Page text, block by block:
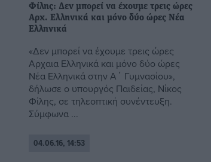
Φίλης: Δεν μπορεί να έχουμε τρεις ώρες
Αρχ. Ελληνικά και μόνο δύο ώρες Νέα
Ελληνικά
«Δεν μπορεί να έχουμε τρεις ώρες
Αρχαια Ελληνικά και μόνο δύο ώρες
Νέα Ελληνικά στην Α΄ Γυμνασίου»,
δήλωσε ο υπουργός Παιδείας, Νίκος
Φίλης, σε τηλεοπτική συνέντευξη.
Σύμφωνα ...
04.06.16, 14:53